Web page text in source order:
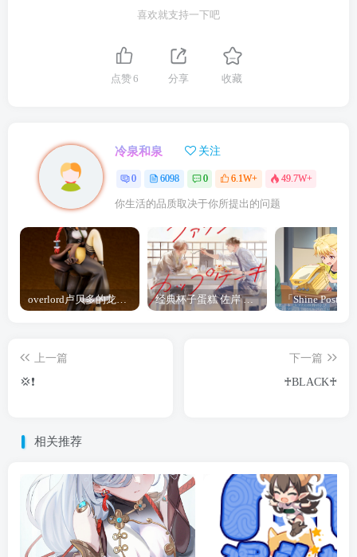
喜欢就支持一下吧
点赞6 分享 收藏
冷泉和泉 关注
0 6098 0 6.1W+ 49.7W+
你生活的品质取决于你所提出的问题
经典杯子蛋糕 佐岸 漫画「经典杯子蛋糕」宣布真人日剧化
上一篇
💢❗️
下一篇
♰BLACK♰
相关推荐